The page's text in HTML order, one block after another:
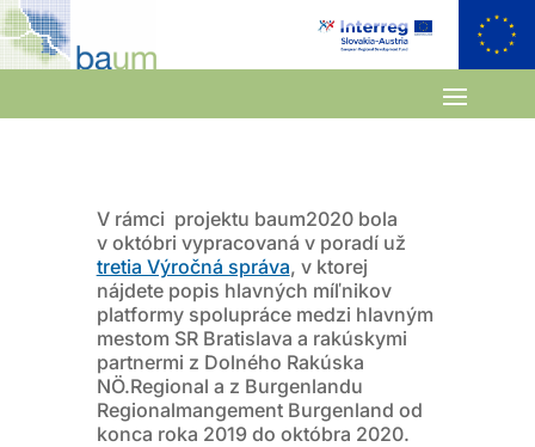
V rámci projektu baum2020 bola
v októbri vypracovaná v poradí už
tretia Výročná správa, v ktorej
nájdete popis hlavných míľnikov
platformy spolupráce medzi hlavným
mestom SR Bratislava a rakúskymi
partnermi z Dolného Rakúska
NÖ.Regional a z Burgenlandu
Regionalmangement Burgenland od
konca roka 2019 do októbra 2020.